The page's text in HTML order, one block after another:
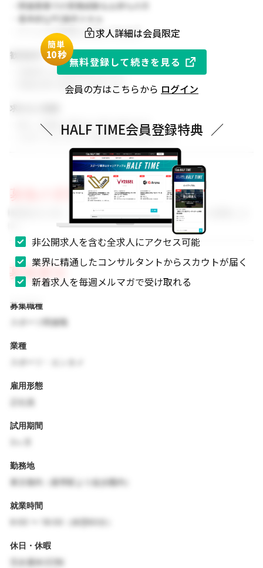
・関連業務での実務経験をお持ちの方
・基本的なPC操作スキル
・チームでの協働を大切にできる方
歓迎条件
・同業界での就業経験がある方
・関連分野の知見をお持ちの方
求める人物像
・新しい挑戦に前向きに取り組める方
・スポーツビジネスに強い関心をお持ちの方
募集の背景
事業拡大に伴い、組織体制を強化するためのメンバーを募集しま
募集要項
募集職種
スポーツ関連職
業種
雇用形態
試用期間
勤務地
東京都内（最寄駅より徒歩圏内）
就業時間
9:00 〜 18:00（休憩60分）
休日・休暇
完全週休2日制
求人詳細は会員限定
簡単
10秒
無料登録して続きを見る
会員の方はこちらから ログイン
＼ HALF TIME会員登録特典 ／
非公開求人を含む全求人にアクセス可能
業界に精通したコンサルタントからスカウトが届く
新着求人を毎週メルマガで受け取れる